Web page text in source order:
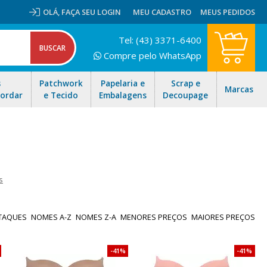
OLÁ, FAÇA SEU LOGIN MEU CADASTRO MEUS PEDIDOS
Patchwork
e Tecido
Papelaria e
Embalagens
Scrap e
Decoupage
Marcas
Tel: (43) 3371-6400
Compre pelo WhatsApp
em 2004. Dessa forma, a Delfa migrou seu foco de produto
NOMES A-Z NOMES Z-A MENORES PREÇOS MAIORES PREÇOS
41% 41%